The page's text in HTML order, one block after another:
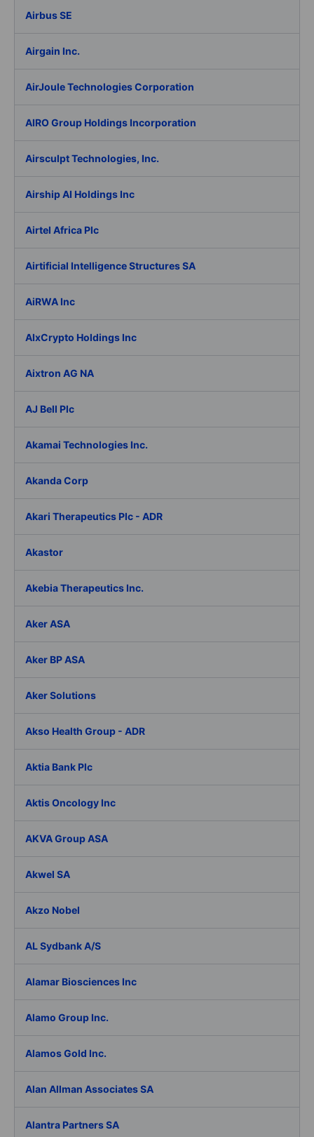
Airbus SE
Airgain Inc.
AirJoule Technologies Corporation
AIRO Group Holdings Incorporation
Airsculpt Technologies, Inc.
Airship AI Holdings Inc
Airtel Africa Plc
Airtificial Intelligence Structures SA
AiRWA Inc
AIxCrypto Holdings Inc
Aixtron AG NA
AJ Bell Plc
Akamai Technologies Inc.
Akanda Corp
Akari Therapeutics Plc - ADR
Akastor
Akebia Therapeutics Inc.
Aker ASA
Aker BP ASA
Aker Solutions
Akso Health Group - ADR
Aktia Bank Plc
Aktis Oncology Inc
AKVA Group ASA
Akwel SA
Akzo Nobel
AL Sydbank A/S
Alamar Biosciences Inc
Alamo Group Inc.
Alamos Gold Inc.
Alan Allman Associates SA
Alantra Partners SA